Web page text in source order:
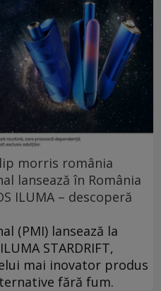
morris românia
lansează în România
ILUMA – descoperă
(PMI) lansează la
STARDRIFT,
mai inovator produs
fără fum.